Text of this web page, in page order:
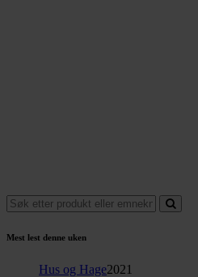
Mest lest denne uken
Hus og Hage2021